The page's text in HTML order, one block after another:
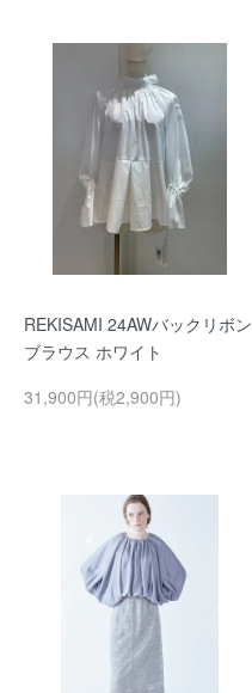
REKISAMI 24AWバックリボン
ブラウス ホワイト
31,900円(税2,900円)